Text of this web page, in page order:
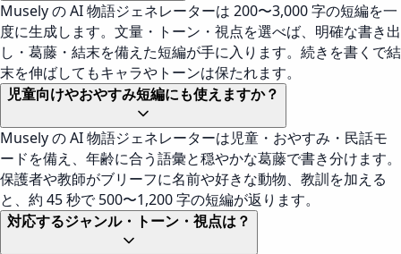
Musely の AI 物語ジェネレーターは 200〜3,000 字の短編を一
度に生成します。文量・トーン・視点を選べば、明確な書き出
し・葛藤・結末を備えた短編が手に入ります。続きを書くで結
末を伸ばしてもキャラやトーンは保たれます。
児童向けやおやすみ短編にも使えますか？
Musely の AI 物語ジェネレーターは児童・おやすみ・民話モ
ードを備え、年齢に合う語彙と穏やかな葛藤で書き分けます。
保護者や教師がブリーフに名前や好きな動物、教訓を加える
と、約 45 秒で 500〜1,200 字の短編が返ります。
対応するジャンル・トーン・視点は？